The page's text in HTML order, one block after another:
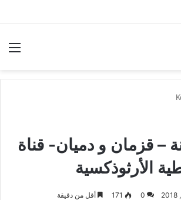
– قزمان و دميان- قناة
الأرثوذكسية
0
171 أقل من دقيقة